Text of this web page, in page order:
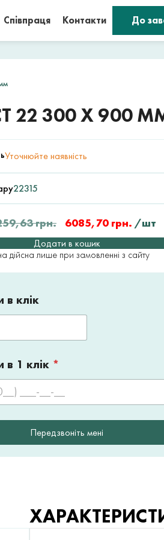
Співпраця Контакти До
22 300 X 900
Уточнюйте наявність
22315
грн. 6085,70 грн. /шт
Додати в кошик
дійсна лише при замовленні з сайту
в клік
в 1 клік *
Передзвоніть мені